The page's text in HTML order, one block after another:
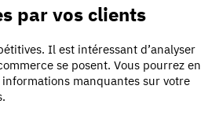
par vos clients
Il est intéressant d’analyser
se posent. Vous pourrez en
manquantes sur votre